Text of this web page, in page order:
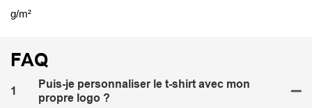
g/m²
FAQ
1
Puis-je personnaliser le t-shirt avec mon
propre logo ?